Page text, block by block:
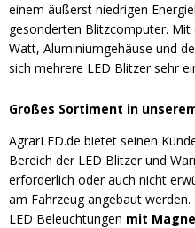
einem äußerst niedrigen
gesonderten Blitzcomputer.
Watt, Aluminiumgehäuse und
sich mehrere LED Blitzer sehr
Großes Sortiment in
AgrarLED.de bietet seinen
Bereich der LED Blitzer und
erforderlich oder auch nicht
am Fahrzeug angebaut
LED Beleuchtungen mit